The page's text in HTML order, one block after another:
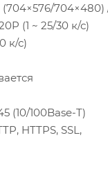
704×480)
(1 ~ 25/30 к/с)
к/с)
(10/100Base-T)
HTTPS, SSL,